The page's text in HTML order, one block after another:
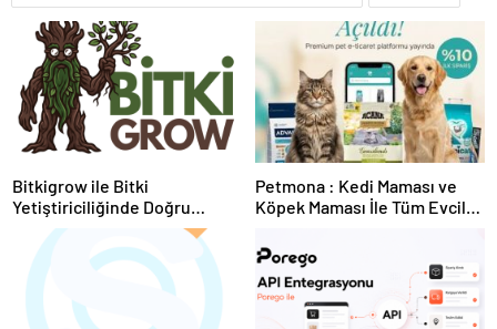
Bitkigrow ile Bitki
Yetiştiriciliğinde Doğru
Ekipman ve Ürün Seçimi
Petmona : Kedi Maması ve
Köpek Maması İle Tüm Evcil